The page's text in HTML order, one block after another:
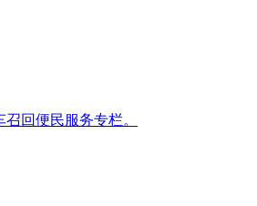
回便民服务专栏。